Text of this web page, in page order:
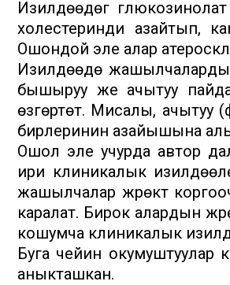
Изилдөөдөгү
холестеринди азайтып,
Ошондой эле алар
Изилдөөдө жашылчаларды
бышыруу же ачытуу
өзгөртөт. Мисалы, ачытуу
бирлеринин азайышына
Ошол эле учурда автор
ири клиникалык
жашылчалар жүрөктү
каралат. Бирок алардын
кошумча клиникалык
Буга чейин окумуштуулар
аныкташкан.